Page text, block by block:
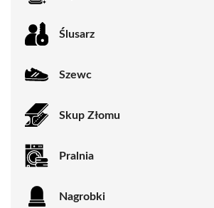
Ślusarz
Szewc
Skup Złomu
Pralnia
Nagrobki